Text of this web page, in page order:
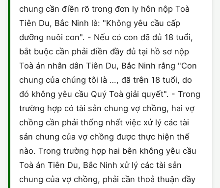
THỪA KẾ - DI CHÚC
THUẾ VÀ KẾ TOÁN
TRÍCH LỤC HỘ TỊCH
CÔNG BỐ SẢN PHẨM
GIẤY PHÉP LAO ĐỘNG
CHỨNG NHẬN HACCP
chung cần điền rõ trong đơn ly hôn nộp Toà
Tiên Du, Bắc Ninh là: "Không yêu cầu cấp
dưỡng nuôi con". - Nếu có con đã đủ 18 tuổi,
bắt buộc cần phải điền đầy đủ tại hồ sơ nộp
Toà án nhân dân Tiên Du, Bắc Ninh rằng "Con
chung của chúng tôi là …, đã trên 18 tuổi, do
đó không yêu cầu Quý Toà giải quyết". - Trong
trường hợp có tài sản chung vợ chồng, hai vợ
chồng cần phải thống nhất việc xử lý các tài
sản chung của vợ chồng được thực hiện thế
nào. Trong trường hợp hai bên không yêu cầu
Toà án Tiên Du, Bắc Ninh xử lý các tài sản
chung của vợ chồng, phải cần thoả thuận đầy